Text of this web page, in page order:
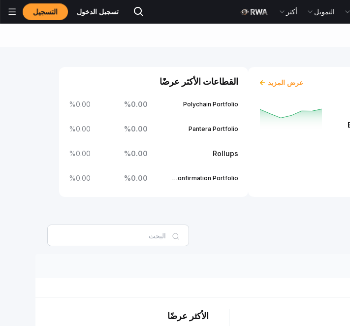
التمويل أكثر تسجيل الدخول التسجيل
عرض المزيد القطاعات الأكثر عرضًا
Polychain Portfolio
0.00
%
0.00
%
Pantera Portfolio
0.00
%
0.00
%
Rollups
0.00
%
0.00
%
1Confirmation Portfolio
0.00
%
0.00
%
الأكثر عرضًا